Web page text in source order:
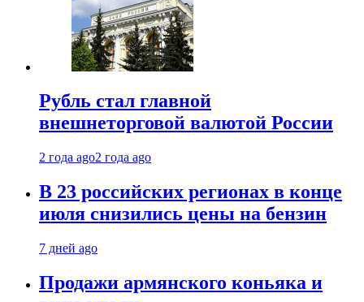
Рубль стал главной
внешнеторговой валютой России
2 года ago2 года ago
В 23 российских регионах в конце
июля снизились цены на бензин
7 дней ago
Продажи армянского коньяка и